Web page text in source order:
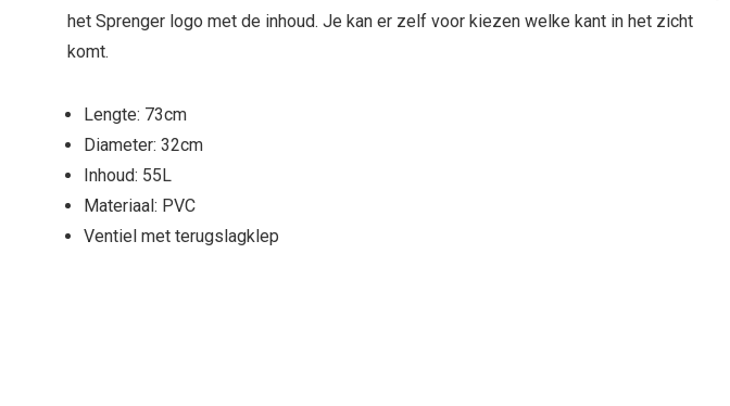
het Sprenger logo met de inhoud. Je kan er zelf voor kiezen welke kant in het zicht
komt.
Lengte: 73cm
Diameter: 32cm
Inhoud: 55L
Materiaal: PVC
Ventiel met terugslagklep